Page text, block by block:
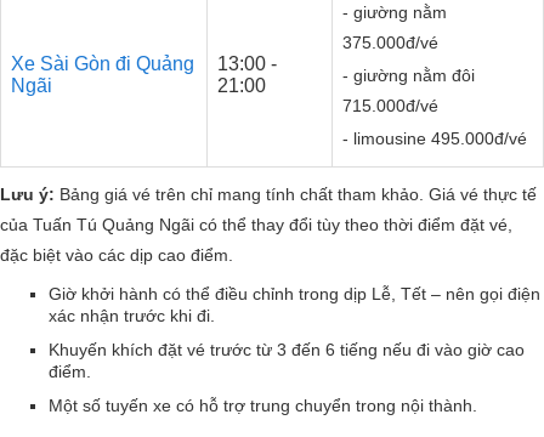
Xe Sài Gòn đi Quảng
Ngãi
13:00 -
21:00
- giường nằm
375.000đ/vé
- giường nằm đôi
715.000đ/vé
- limousine 495.000đ/vé
Lưu ý: Bảng giá vé trên chỉ mang tính chất tham khảo. Giá vé thực tế
của Tuấn Tú Quảng Ngãi có thể thay đổi tùy theo thời điểm đặt vé,
đặc biệt vào các dịp cao điểm.
Giờ khởi hành có thể điều chỉnh trong dịp Lễ, Tết – nên gọi điện
xác nhận trước khi đi.
Khuyến khích đặt vé trước từ 3 đến 6 tiếng nếu đi vào giờ cao
điểm.
Một số tuyến xe có hỗ trợ trung chuyển trong nội thành.